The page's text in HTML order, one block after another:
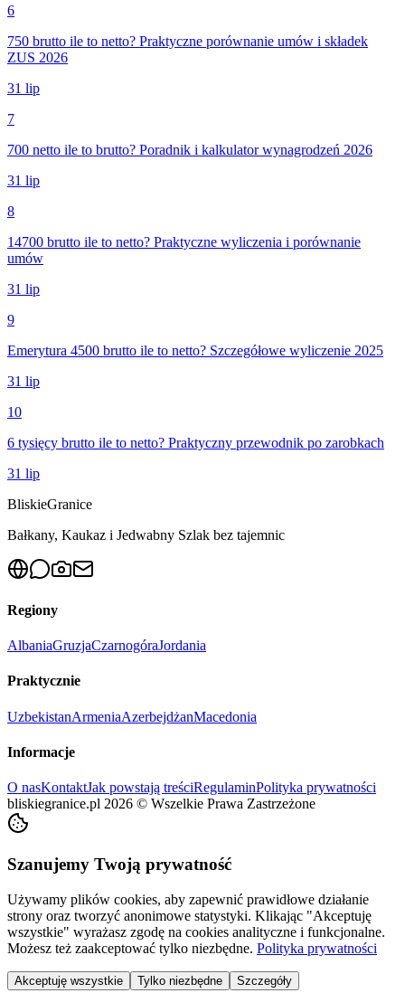
6
750 brutto ile to netto? Praktyczne porównanie umów i składek
ZUS 2026
31 lip
7
700 netto ile to brutto? Poradnik i kalkulator wynagrodzeń 2026
31 lip
8
14700 brutto ile to netto? Praktyczne wyliczenia i porównanie
umów
31 lip
9
Emerytura 4500 brutto ile to netto? Szczegółowe wyliczenie 2025
31 lip
10
6 tysięcy brutto ile to netto? Praktyczny przewodnik po zarobkach
31 lip
BliskieGranice
Bałkany, Kaukaz i Jedwabny Szlak bez tajemnic
Regiony
AlbaniaGruzjaCzarnogóraJordania
Praktycznie
UzbekistanArmeniaAzerbejdżanMacedonia
Informacje
O nasKontaktJak powstają treściRegulaminPolityka prywatności
bliskiegranice.pl 2026 © Wszelkie Prawa Zastrzeżone
Szanujemy Twoją prywatność
Używamy plików cookies, aby zapewnić prawidłowe działanie
strony oraz tworzyć anonimowe statystyki. Klikając "Akceptuję
wszystkie" wyrażasz zgodę na cookies analityczne i funkcjonalne.
Możesz też zaakceptować tylko niezbędne. Polityka prywatności
Akceptuję wszystkie Tylko niezbędne Szczegóły